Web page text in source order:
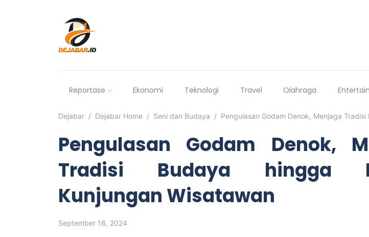
Reportase Ekonomi Teknologi Travel Olahraga
Dejabar Dejabar Home Seni dan Budaya Pengulasan Godam Denok, Menjaga
Pengulasan Godam Denok,
Tradisi Budaya hingga
Kunjungan Wisatawan
September 16, 2024